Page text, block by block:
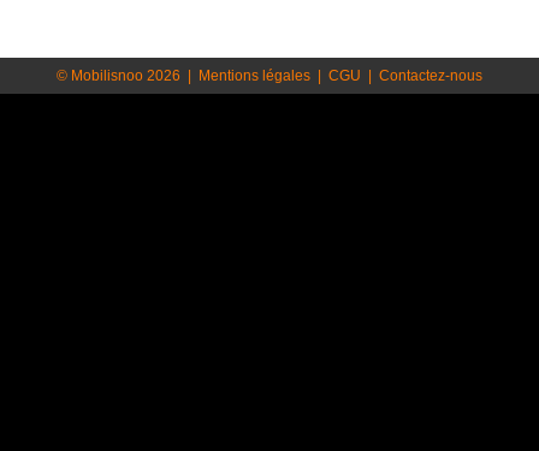
© Mobilisnoo 2026 Mentions légales CGU Contactez-nous